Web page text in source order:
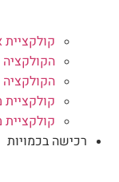
קולקציית
הקולקציה
הקולקציה
קולקציית
רכישה בכמויות